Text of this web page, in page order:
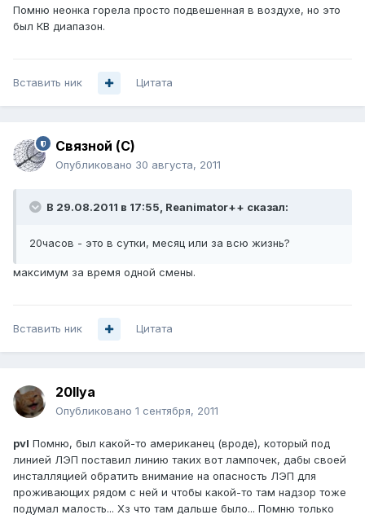
Помню неонка горела просто подвешенная в воздухе, но это
был КВ диапазон.
Вставить ник Цитата
Связной (С)
Опубликовано 30 августа, 2011
В 29.08.2011 в 17:55, Reanimator++ сказал:
20часов - это в сутки, месяц или за всю жизнь?
максимум за время одной смены.
Вставить ник Цитата
20Ilya
Опубликовано 1 сентября, 2011
pvl Помню, был какой-то американец (вроде), который под
линией ЛЭП поставил линию таких вот лампочек, дабы своей
инсталляцией обратить внимание на опасность ЛЭП для
проживающих рядом с ней и чтобы какой-то там надзор тоже
подумал малость... Хз что там дальше было... Помню только